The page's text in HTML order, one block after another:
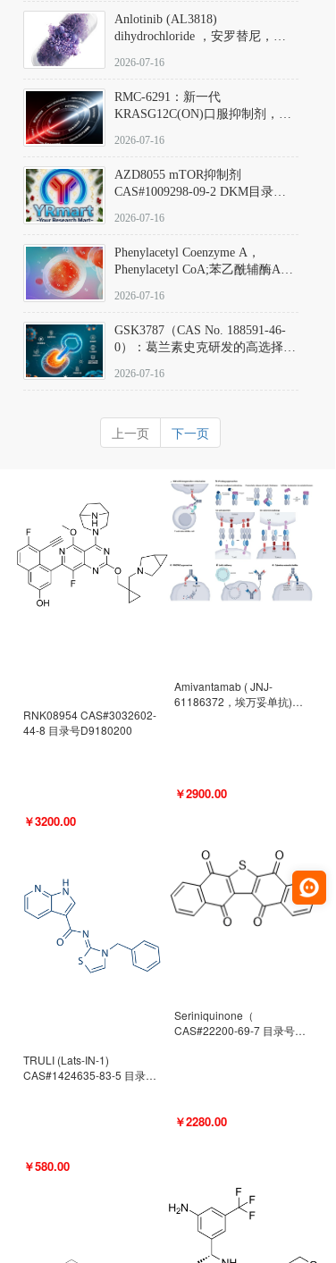
Anlotinib (AL3818)
dihydrochloride ，安罗替尼，
Hydrochloride实验方法步骤SOP
2026-07-16
RMC-6291：新一代
KRASG12C(ON)口服抑制剂，
(Elironrasib)CAS#2641998-63-0
2026-07-16
AZD8055 mTOR抑制剂
CAS#1009298-09-2 DKM目录号
激酶抑制剂的深度剖析
2026-07-16
Phenylacetyl Coenzyme A，
Phenylacetyl CoA;苯乙酰辅酶A
2026-07-16
GSK3787（CAS No. 188591-46-
0）：葛兰素史克研发的高选择
抗剂，被广泛视为研究PPARδ核
靶点药理机制的金标准化学探
针。
2026-07-16
上一页 下一页
RNK08954 CAS#3032602-
44-8 目录号D9180200
￥3200.00
TRULI (Lats-IN-1)
CAS#1424635-83-5 目录号
￥580.00
Amivantamab ( JNJ-
61186372，埃万妥单抗)
￥2900.00
Seriniquinone（
CAS#22200-69-7 目录号
￥2280.00